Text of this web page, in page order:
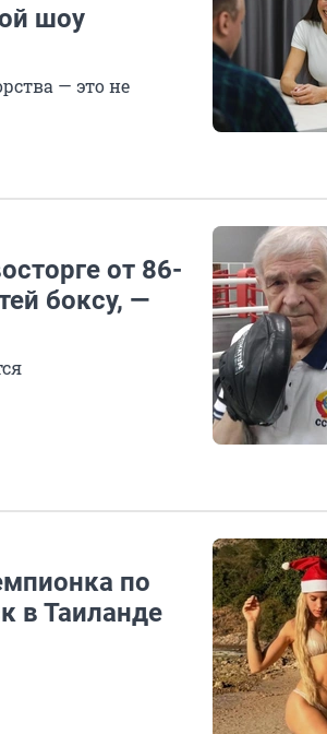
шоу
— это не
от 86-
боксу, —
по
в Таиланде